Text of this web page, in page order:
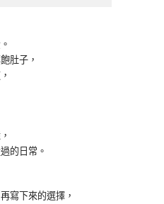
肚子，
的日常。
寫下來的選擇，